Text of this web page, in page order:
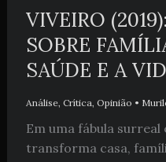
VIVEIRO
SOBRE
SAÚDE E A
Análise, Crítica, Opinião •
Em uma fábula
transforma casa,